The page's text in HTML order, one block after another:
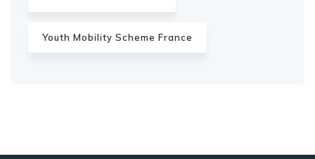
Youth Mobility Scheme France